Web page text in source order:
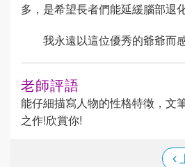
多，是希望長者們能延緩腦部退
我永遠以這位優秀的爺爺而
老師評語
能仔細描寫人物的性格特徵，文
之作!欣賞你!